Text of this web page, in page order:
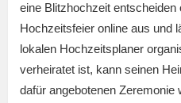
eine Blitzhochzeit
Hochzeitsfeier online aus und
lokalen Hochzeitsplaner
verheiratet ist, kann seinen
dafür angebotenen Zeremonie